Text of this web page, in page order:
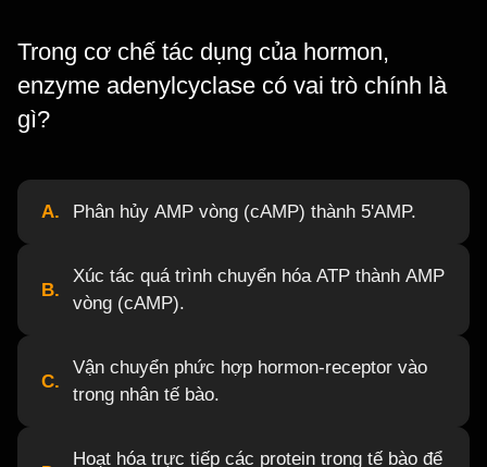
Trong cơ chế tác dụng của hormon,
enzyme adenylcyclase có vai trò chính là
gì?
A. Phân hủy AMP vòng (cAMP) thành 5'AMP.
B.
Xúc tác quá trình chuyển hóa ATP thành AMP
vòng (cAMP).
C.
Vận chuyển phức hợp hormon-receptor vào
trong nhân tế bào.
Hoạt hóa trực tiếp các protein trong tế bào để